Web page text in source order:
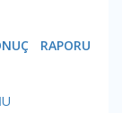
RAPORU
U